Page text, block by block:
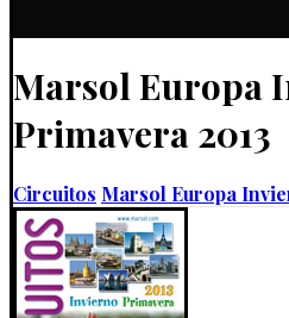
Marsol Europa
Primavera 2013
Circuitos Marsol Europa